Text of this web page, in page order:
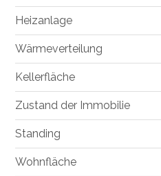
Heizanlage
Wärmeverteilung
Kellerfläche
Zustand der Immobilie
Standing
Wohnfläche